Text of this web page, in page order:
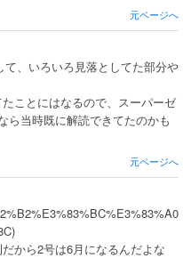
元ページへ
、いろいろ見落としてた部分や
ことにはなるので、スーパーゼ
当時既に解読できてたのかも
元ページへ
から2号は6月になるんだよな